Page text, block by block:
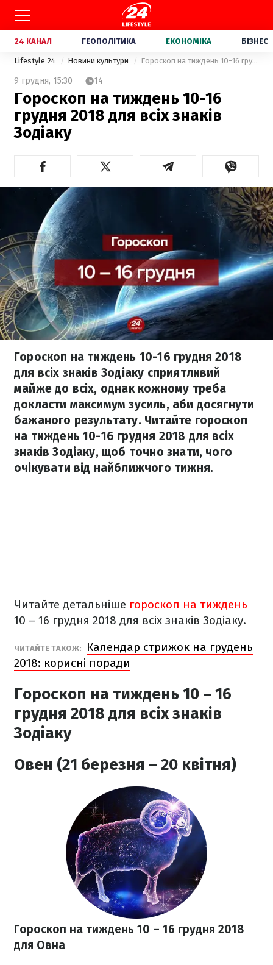
24 КАНАЛ ГЕОПОЛІТИКА ЕКОНОМІКА БІЗНЕС
Lifestyle 24 Новини культури Гороскоп на тиждень 10-16 грудня 2018 для всіх знаків Зодіаку
9 грудня, 15:30 14
Гороскоп на тиждень 10-16
грудня 2018 для всіх знаків
Зодіаку
Гороскоп на тиждень 10-16 грудня 2018
для всіх знаків Зодіаку сприятливий
майже до всіх, однак кожному треба
докласти максимум зусиль, аби досягнути
бажаного результату. Читайте гороскоп
на тиждень 10-16 грудня 2018 для всіх
знаків Зодіаку, щоб точно знати, чого
очікувати від найближчого тижня.
Читайте детальніше гороскоп на тиждень
10 – 16 грудня 2018 для всіх знаків Зодіаку.
ЧИТАЙТЕ ТАКОЖ:
Календар стрижок на грудень
2018: корисні поради
Гороскоп на тиждень 10 – 16
грудня 2018 для всіх знаків
Зодіаку
Овен (21 березня – 20 квітня)
Гороскоп на тиждень 10 – 16 грудня 2018
для Овна